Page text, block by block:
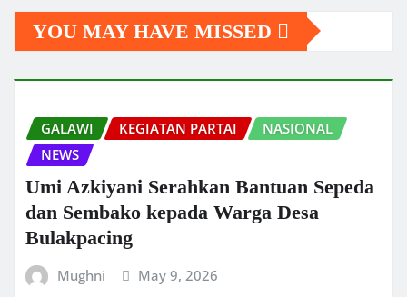
YOU MAY HAVE MISSED
GALAWI KEGIATAN PARTAI
NASIONAL
NEWS
Umi Azkiyani Serahkan Bantuan Sepeda
dan Sembako kepada Warga Desa
Bulakpacing
Mughni May 9, 2026